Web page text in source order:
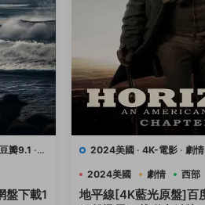
豆瓣9.1 ·
盤下載1
2024美國 · 4K-電影 · 劇情
2024美國 劇情 西部
地平線[4K藍光原盤]百